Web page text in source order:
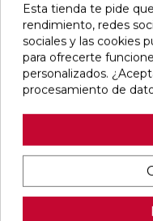
ALAPLANA
BODO
60X120
RECTIFICADO
Ref:
Alaplana
PVP
favorite
WHITE
Ref:
PVP
35,36 €
Esta tienda te pide
rendimiento, redes
sociales y las cookies
para ofrecerte
personalizados.
procesamiento de